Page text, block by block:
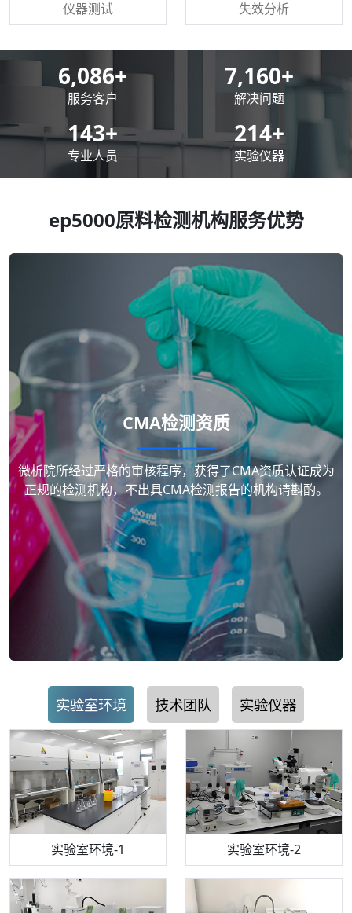
仪器测试 失效分析
8,500+
服务客户
10,000+
解决问题
200+
专业人员
300+
实验仪器
ep5000原料检测机构服务优势
CMA检测资质
微析院所经过严格的审核程序，获得了CMA资质认证成为
正规的检测机构，不出具CMA检测报告的机构请斟酌。
实验室环境 技术团队 实验仪器
实验室环境-1 实验室环境-2
机构质检技术员-1 机构质检技术员-2
步入式恒温恒湿试验箱 电感耦合等离子体光谱仪